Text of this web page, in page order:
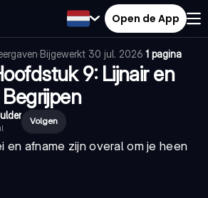
Open de App
·Bijgewerkt 30 jul. 2026·1 pagina
9: Lijnair en
Volgen
en afname zijn overal om je heen